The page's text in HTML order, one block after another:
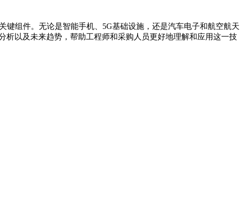
键组件。无论是智能手机、5G基础设施，还是汽车电子和航空航天
析以及未来趋势，帮助工程师和采购人员更好地理解和应用这一技